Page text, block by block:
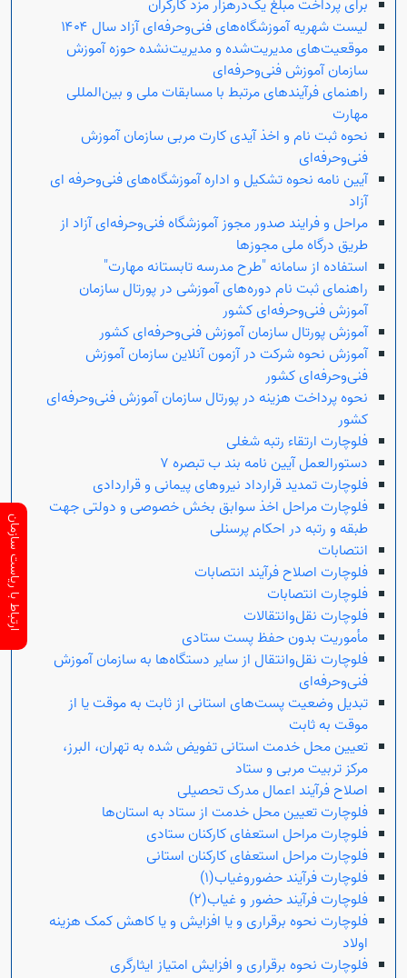
برای پرداخت مبلغ یک‌درهزار مزد کارگران
لیست شهریه آموزشگاه‌های فنی‌و‌حرفه‌ای آزاد سال ۱۴۰۴
موقعیت‌های مدیریت‌شده و مدیریت‌نشده حوزه آموزش
سازمان آموزش فنی‌وحرفه‌ای
راهنمای فرآیندهای مرتبط با مسابقات ملی و بین‌المللی
مهارت
نحوه ثبت نام و اخذ آیدی کارت مربی سازمان آموزش
فنی‌وحرفه‌ای
آیین نامه نحوه تشکیل و اداره آموزشگاه‌های فنی‌و‌حرفه ای
آزاد
مراحل و فرایند صدور مجوز آموزشگاه فنی‌و‌حرفه‌ای آزاد از
طریق درگاه ملی مجوزها
استفاده از سامانه "طرح مدرسه تابستانه مهارت"
راهنمای ثبت نام دوره‌های آموزشی در پورتال سازمان
آموزش فنی‌و‌حرفه‌ای کشور
آموزش پورتال سازمان آموزش فنی‌و‌حرفه‌ای کشور
آموزش نحوه شرکت در آزمون آنلاین سازمان آموزش
فنی‌و‌حرفه‌ای کشور
نحوه پرداخت هزینه در پورتال سازمان آموزش فنی‌و‌حرفه‌ای
کشور
فلوچارت ارتقاء رتبه شغلی
دستورالعمل آیین نامه بند ب تبصره ۷
فلوچارت تمدید قرارداد نیروهای پیمانی و قراردادی
فلوچارت مراحل اخذ سوابق بخش خصوصی و دولتی جهت
طبقه و رتبه در احکام پرسنلی
انتصابات
فلوچارت اصلاح فرآیند انتصابات
فلوچارت انتصابات
فلوچارت نقل‌وانتقالات
مأموریت بدون حفظ پست ستادی
فلوچارت نقل‌وانتقال از سایر دستگاه‌ها به سازمان آموزش
فنی‌وحرفه‌ای
تبدیل وضعیت پست‌های استانی از ثابت به موقت یا از
موقت به ثابت
تعیین محل خدمت استانی تفویض شده به تهران، البرز،
مرکز تربیت مربی و ستاد
اصلاح فرآیند اعمال مدرک تحصیلی
فلوچارت تعیین محل خدمت از ستاد به استان‌ها
فلوچارت مراحل استعفای کارکنان ستادی
فلوچارت مراحل استعفای کارکنان استانی
فلوچارت فرآیند حضور‌وغیاب(۱)
فلوچارت فرآیند حضور و غیاب(۲)
فلوچارت نحوه برقراری و یا افزایش و یا کاهش کمک هزینه
اولاد
فلوچارت نحوه برقراری و افزایش امتیاز ایثارگری
ارتباط با ریاست سازمان